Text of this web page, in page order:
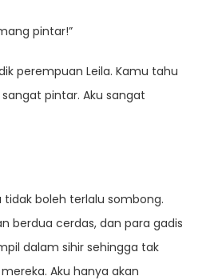
pintar!”
perempuan Leila. Kamu tahu
pintar. Aku sangat
tidak boleh terlalu sombong.
berdua cerdas, dan para gadis
dalam sihir sehingga tak
Aku hanya akan